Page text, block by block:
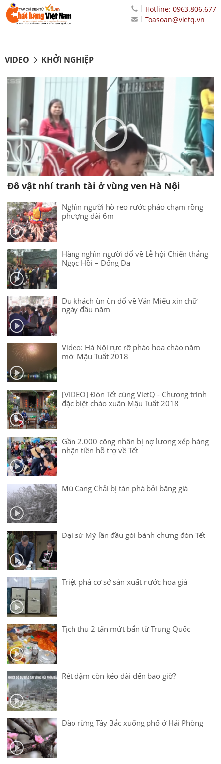
Hotline: 0963.806.677
Toasoan@vietq.vn
VIDEO KHỞI NGHIỆP
Đô vật nhí tranh tài ở vùng ven Hà Nội
Nghìn người hò reo rước pháo chạm rồng
phượng dài 6m
Hàng nghìn người đổ về Lễ hội Chiến thắng
Ngọc Hồi – Đống Đa
Du khách ùn ùn đổ về Văn Miếu xin chữ
ngày đầu năm
Video: Hà Nội rực rỡ pháo hoa chào năm
mới Mậu Tuất 2018
[VIDEO] Đón Tết cùng VietQ - Chương trình
đặc biệt chào xuân Mậu Tuất 2018
Gần 2.000 công nhân bị nợ lương xếp hàng
nhận tiền hỗ trợ về Tết
Mù Cang Chải bị tàn phá bởi băng giá
Đại sứ Mỹ lần đầu gói bánh chưng đón Tết
Triệt phá cơ sở sản xuất nước hoa giả
Tịch thu 2 tấn mứt bẩn từ Trung Quốc
Rét đậm còn kéo dài đến bao giờ?
Đào rừng Tây Bắc xuống phố ở Hải Phòng